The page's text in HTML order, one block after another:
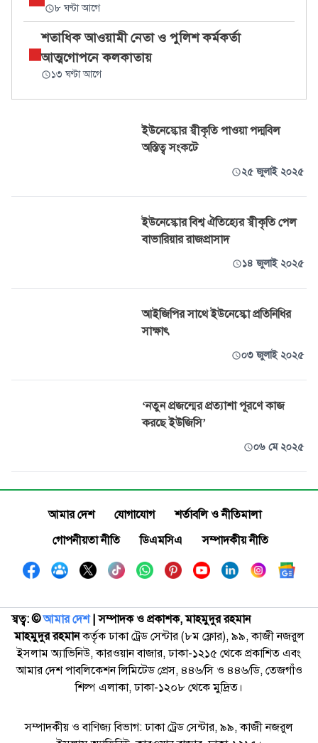
৮ ঘণ্টা আগে
শতাধিক আওয়ামী নেতা ও পুলিশ কর্মকর্তা
আত্মগোপনে কলকাতায়
১৩ ঘণ্টা আগে
ইউনেস্কোর স্বীকৃতি পাওয়া পদ্মবিল
অস্তিত্ব সংকটে
২৫ জুলাই ২০২৫
ইউনেস্কোর বিশ্ব ঐতিহ্যের স্বীকৃতি পেল
বাভারিয়ার রাজপ্রাসাদ
১৪ জুলাই ২০২৫
আইজিপির সাথে ইউনেস্কো প্রতিনিধির
সাক্ষাৎ
০৩ জুলাই ২০২৫
‘নতুন প্রজন্মের প্রত্যাশা পূরণে কাজ
করছে ইউজিসি’
০৬ মে ২০২৫
আমার দেশ যোগাযোগ
শর্তাবলি ও নীতিমালা
গোপনীয়তা নীতি
ডিএমসিএ সম্পাদকীয় নীতি
স্বত্ব: ©️আমার দেশ| সম্পাদক ও প্রকাশক, মাহমুদুর রহমান
মাহমুদুর রহমানকর্তৃক ঢাকা ট্রেড সেন্টার (৮ম ফ্লোর), ৯৯, কাজী নজরুল
ইসলাম অ্যাভিনিউ, কারওয়ান বাজার, ঢাকা-১২১৫ থেকে প্রকাশিত এবং
আমার দেশ পাবলিকেশন লিমিটেড প্রেস, ৪৪৬/সি ও ৪৪৬/ডি, তেজগাঁও
শিল্প এলাকা, ঢাকা-১২০৮ থেকে মুদ্রিত।
সম্পাদকীয় ও বাণিজ্য বিভাগ: ঢাকা ট্রেড সেন্টার, ৯৯, কাজী নজরুল